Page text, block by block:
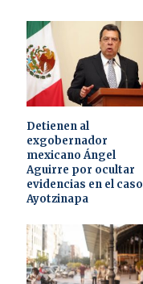
Detienen al
exgobernador
mexicano Ángel
Aguirre por ocultar
evidencias en el caso
Ayotzinapa